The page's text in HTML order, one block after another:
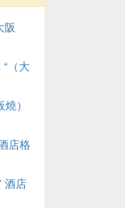
阪
（大
）
店格
酒店